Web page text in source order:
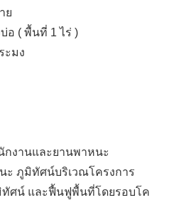
ย
( พื้นที่ 1 ไร่ )
ะมง
งานและยานพาหนะ
ภูมิทัศน์บริเวณโครงการ
ศน์ และฟื้นฟูพื้นที่โดยรอบโค